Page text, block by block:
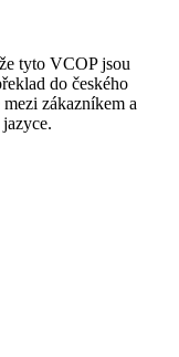
tyto VCOP jsou
do českého
zákazníkem a